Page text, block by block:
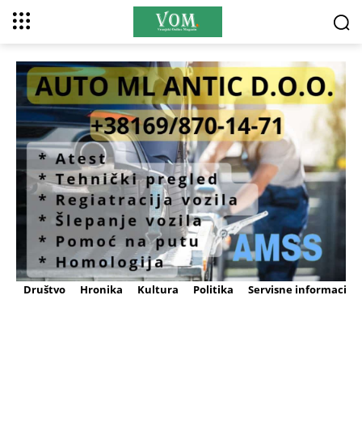
Društvo Hronika Kultura Politika Servisne informacije